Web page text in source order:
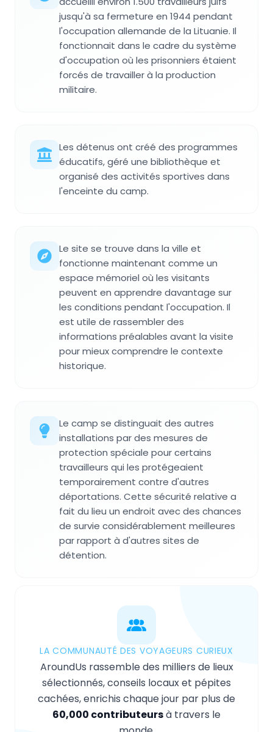
jusqu'à sa fermeture en 1944 pendant
l'occupation allemande de la Lituanie. Il
fonctionnait dans le cadre du système
d'occupation où les prisonniers étaient
forcés de travailler à la production
militaire.
Les détenus ont créé des programmes
éducatifs, géré une bibliothèque et
organisé des activités sportives dans
l'enceinte du camp.
Le site se trouve dans la ville et
fonctionne maintenant comme un
espace mémoriel où les visitants
peuvent en apprendre davantage sur
les conditions pendant l'occupation. Il
est utile de rassembler des
informations préalables avant la visite
pour mieux comprendre le contexte
historique.
Le camp se distinguait des autres
installations par des mesures de
protection spéciale pour certains
travailleurs qui les protégeaient
temporairement contre d'autres
déportations. Cette sécurité relative a
fait du lieu un endroit avec des chances
de survie considérablement meilleures
par rapport à d'autres sites de
détention.
LA COMMUNAUTÉ DES VOYAGEURS CURIEUX
AroundUs rassemble des milliers de lieux
sélectionnés, conseils locaux et pépites
cachées, enrichis chaque jour par plus de
60,000 contributeursà travers le